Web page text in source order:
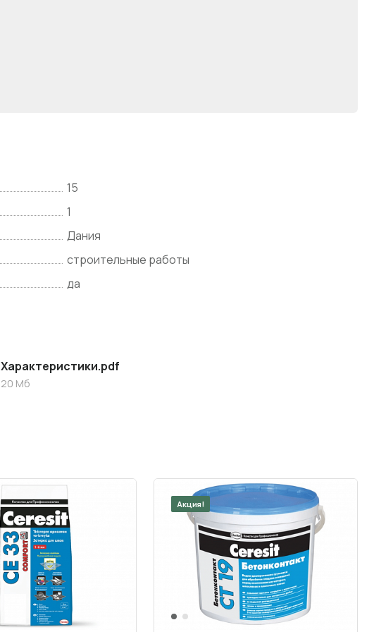
15
1
Дания
строительные работы
да
Характеристики.pdf
20 Мб
Акция!
1 2